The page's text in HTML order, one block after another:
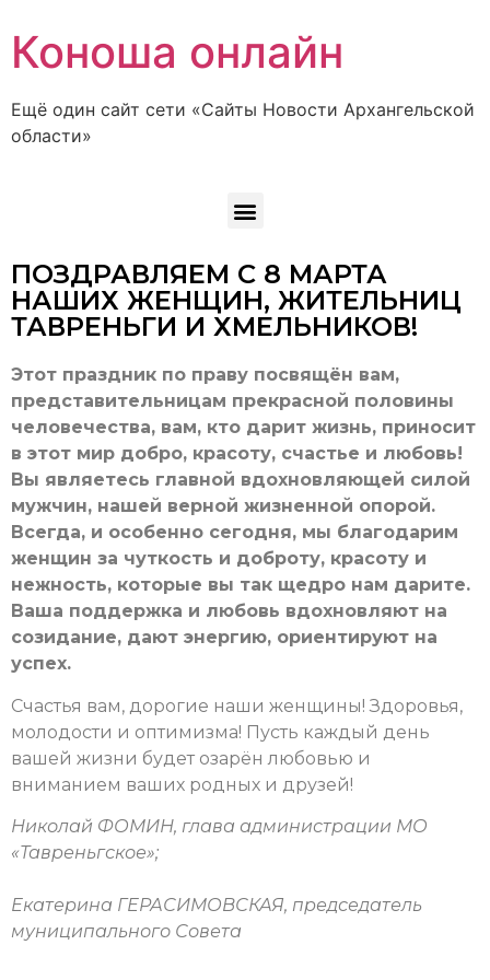
Коноша онлайн
Ещё один сайт сети «Сайты Новости Архангельской
области»
ПОЗДРАВЛЯЕМ С 8 МАРТА
НАШИХ ЖЕНЩИН, ЖИТЕЛЬНИЦ
ТАВРЕНЬГИ И ХМЕЛЬНИКОВ!
Этот праздник по праву посвящён вам,
представительницам прекрасной половины
человечества, вам, кто дарит жизнь, приносит
в этот мир добро, красоту, счастье и любовь!
Вы являетесь главной вдохновляющей силой
мужчин, нашей верной жизненной опорой.
Всегда, и особенно сегодня, мы благодарим
женщин за чуткость и доброту, красоту и
нежность, которые вы так щедро нам дарите.
Ваша поддержка и любовь вдохновляют на
созидание, дают энергию, ориентируют на
успех.
Счастья вам, дорогие наши женщины! Здоровья,
молодости и оптимизма! Пусть каждый день
вашей жизни будет озарён любовью и
вниманием ваших родных и друзей!
Николай ФОМИН, глава администрации МО
«Тавреньгское»;
Екатерина ГЕРАСИМОВСКАЯ, председатель
муниципального Совета